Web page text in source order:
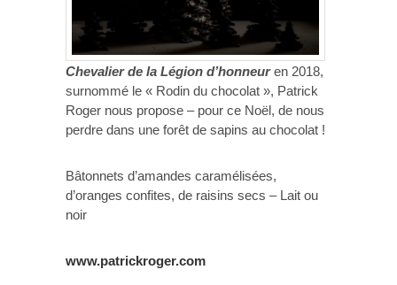
Chevalier de la Légion d’honneuren 2018,
surnommé le « Rodin du chocolat », Patrick
Roger nous propose – pour ce Noël, de nous
perdre dans une forêt de sapins au chocolat !
Bâtonnets d’amandes caramélisées,
d’oranges confites, de raisins secs – Lait ou
noir
www.patrickroger.com